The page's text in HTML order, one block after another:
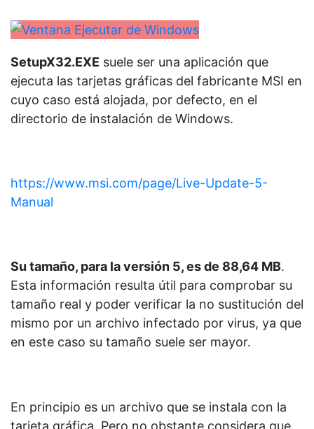
SetupX32.EXE suele ser una aplicación que
ejecuta las tarjetas gráficas del fabricante MSI en
cuyo caso está alojada, por defecto, en el
directorio de instalación de Windows.
https://www.msi.com/page/Live-Update-5-
Manual
Su tamaño, para la versión 5, es de 88,64 MB.
Esta información resulta útil para comprobar su
tamaño real y poder verificar la no sustitución del
mismo por un archivo infectado por virus, ya que
en este caso su tamaño suele ser mayor.
En principio es un archivo que se instala con la
tarjeta gráfica. Pero no obstante considera que